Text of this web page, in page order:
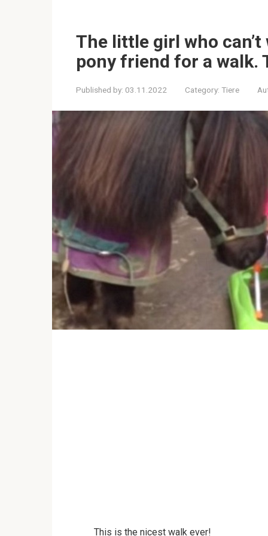
The little girl who
pony friend for a walk.
Published by: 03.11.2022 Category: Tiere
This is the nicest walk ever!